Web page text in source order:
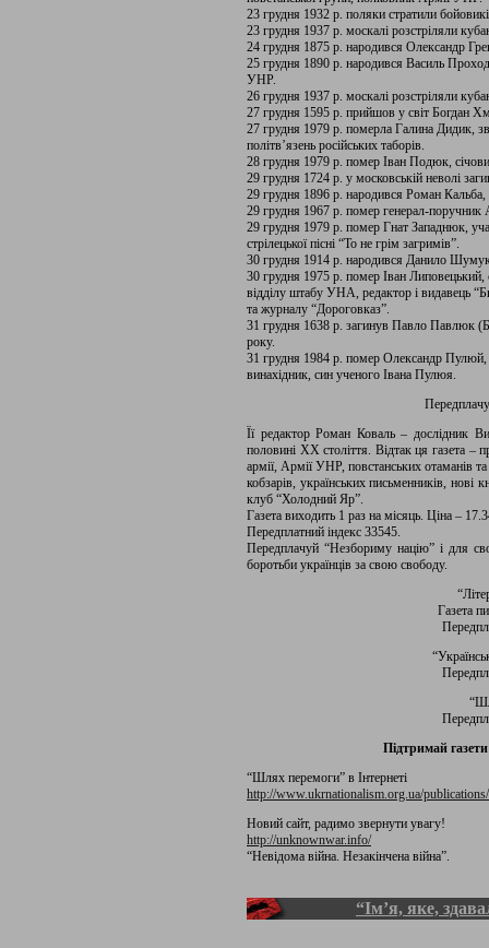
23 грудня 1932 р. поляки стратили
23 грудня 1937 р. москалі розстріляли
24 грудня 1875 р. народився Олександр
25 грудня 1890 р. народився Василь
УНР.
26 грудня 1937 р. москалі розстріляли
27 грудня 1595 р. прийшов у світ Богдан
27 грудня 1979 р. померла Галина Дидик,
політв’язень російських таборів.
28 грудня 1979 р. помер Іван Подюк,
29 грудня 1724 р. у московській неволі
29 грудня 1896 р. народився Роман
29 грудня 1967 р. помер генерал-
29 грудня 1979 р. помер Гнат Западнюк,
стрілецької пісні “То не грім загримів”.
30 грудня 1914 р. народився Данило Шумук,
30 грудня 1975 р. помер Іван
відділу штабу УНА, редактор і видавець
та журналу “Дороговказ”.
31 грудня 1638 р. загинув Павло Павлюк
року.
31 грудня 1984 р. помер Олександр
винахідник, син ученого Івана Пулюя.
Її редактор Роман Коваль – дослідник
половині ХХ століття. Відтак ця газета –
армії, Армії УНР, повстанських отаманів
кобзарів, українських письменників,
клуб “Холодний Яр”.
Газета виходить 1 раз на місяць. Ціна –
Передплатний індекс 33545.
Передплачуй “Незбориму націю” і для
боротьби українців за свою свободу.
Газета
Підтримай
“Шлях перемоги” в Інтернеті
http://www.ukrnationalism.org.ua/
Новий сайт, радимо звернути увагу!
http://unknownwar.info/
“Невідома війна. Незакінчена війна”.
“Ім’я, яке,